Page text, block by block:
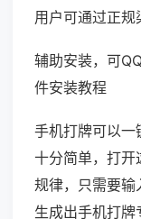
用户可通过正规
辅助安装，可
件安装教程
手机打牌可以一
十分简单，打开
规律，只需要输
生成出手机打